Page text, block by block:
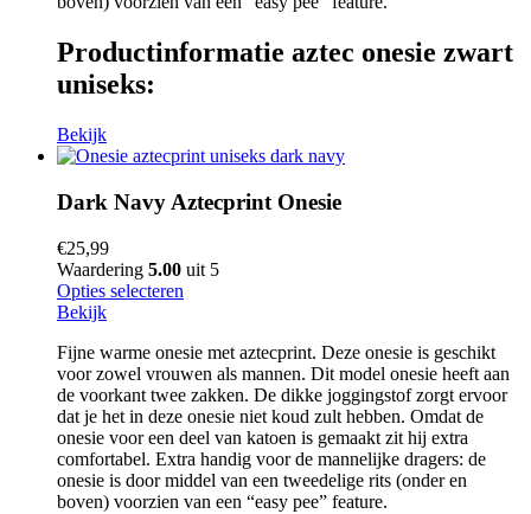
Productinformatie aztec onesie zwart
uniseks:
Bekijk
Dark Navy Aztecprint Onesie
€25,99
Waardering 5.00 uit 5
Opties selecteren
Bekijk
Fijne warme onesie met aztecprint. Deze onesie is geschikt
voor zowel vrouwen als mannen. Dit model onesie heeft aan
de voorkant twee zakken. De dikke joggingstof zorgt ervoor
dat je het in deze onesie niet koud zult hebben. Omdat de
onesie voor een deel van katoen is gemaakt zit hij extra
comfortabel. Extra handig voor de mannelijke dragers: de
onesie is door middel van een tweedelige rits (onder en
boven) voorzien van een “easy pee” feature.